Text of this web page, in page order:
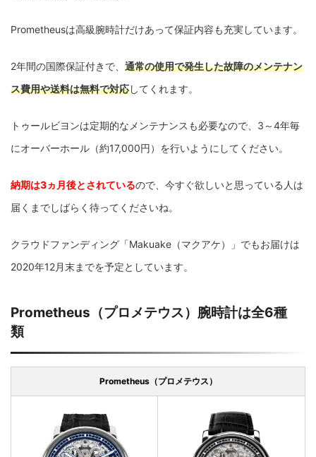
Prometheusは高級腕時計だけあって保証内容も充実しています。
2年間の国際保証付きで、 通常の使用で発生した故障のメンテナン
ス費用や送料は無料で対応してくれます。
トゥールビヨンは定期的なメンテナンスも必要なので、3～4年毎
にオーバーホール（約17,000円）を行いようにしてください。
納期は3ヵ月後とされているので、今すぐ欲しいと思っている人は
届くまでしばらく待ってくださいね。
クラウドファンディング「Makuake（マクアケ）」でもお届けは
2020年12月末までを予定としています。
Prometheus（プロメテウス）腕時計は全6種
類
Prometheus（プロメテウス）